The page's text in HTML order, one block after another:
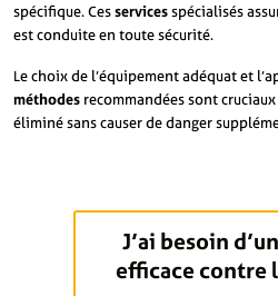
spécifique. Cesservicesspécialisés
est conduite en toute sécurité.
Le choix de l’équipement adéquat et
méthodes recommandées sont
éliminé sans causer de danger
J’ai besoin
efficace contre